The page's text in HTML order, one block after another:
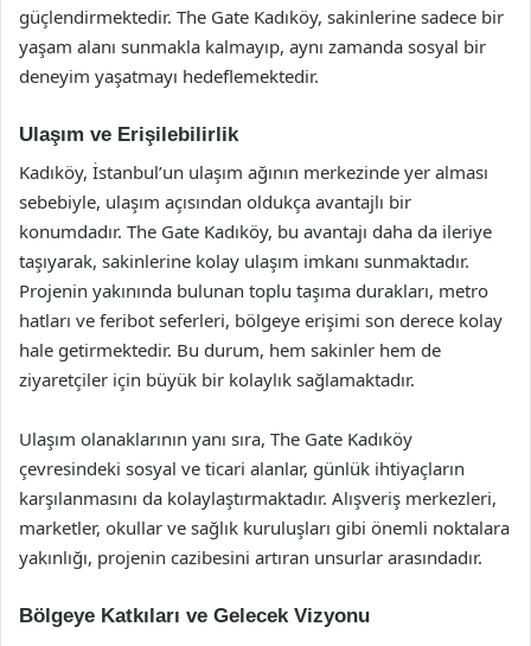
güçlendirmektedir. The Gate Kadıköy, sakinlerine sadece bir
yaşam alanı sunmakla kalmayıp, aynı zamanda sosyal bir
deneyim yaşatmayı hedeflemektedir.
Ulaşım ve Erişilebilirlik
Kadıköy, İstanbul’un ulaşım ağının merkezinde yer alması
sebebiyle, ulaşım açısından oldukça avantajlı bir
konumdadır. The Gate Kadıköy, bu avantajı daha da ileriye
taşıyarak, sakinlerine kolay ulaşım imkanı sunmaktadır.
Projenin yakınında bulunan toplu taşıma durakları, metro
hatları ve feribot seferleri, bölgeye erişimi son derece kolay
hale getirmektedir. Bu durum, hem sakinler hem de
ziyaretçiler için büyük bir kolaylık sağlamaktadır.
Ulaşım olanaklarının yanı sıra, The Gate Kadıköy
çevresindeki sosyal ve ticari alanlar, günlük ihtiyaçların
karşılanmasını da kolaylaştırmaktadır. Alışveriş merkezleri,
marketler, okullar ve sağlık kuruluşları gibi önemli noktalara
yakınlığı, projenin cazibesini artıran unsurlar arasındadır.
Bölgeye Katkıları ve Gelecek Vizyonu